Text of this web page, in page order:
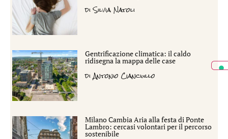
diSilvia Natoli
Gentrificazione climatica: il caldo
ridisegna la mappa delle case
diAntonio Cianciullo
Milano Cambia Aria alla festa di Ponte
Lambro: cercasi volontari per il percorso
sostenibile